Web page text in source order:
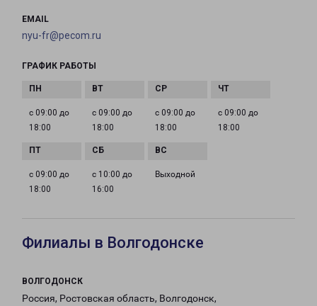
EMAIL
nyu-fr@pecom.ru
ГРАФИК РАБОТЫ
с 09:00 до
18:00
с 09:00 до
18:00
с 09:00 до
18:00
с 09:00 до
18:00
с 09:00 до
18:00
с 10:00 до
16:00
Выходной
Филиалы в Волгодонске
ВОЛГОДОНСК
Россия, Ростовская область, Волгодонск,